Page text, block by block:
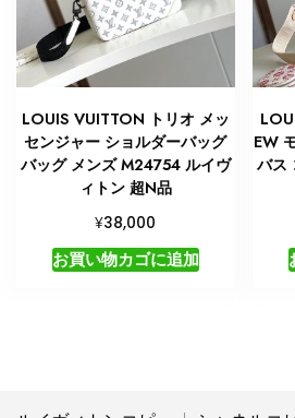
LOUIS VUITTON トリオ メッ
センジャー ショルダーバッグ
バッグ メンズ M24754 ルイヴ
ィトン 超N品
¥38,000
お買い物カゴに追加
EW
バス